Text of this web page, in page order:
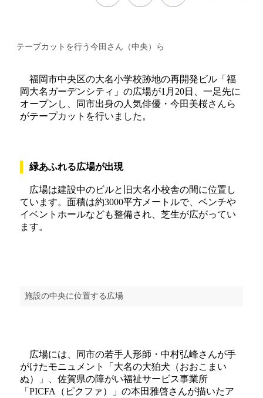
テープカットを行う今田さん（中央）ら
福岡市中央区の大名小学校跡地の再開発ビル「福
岡大名ガーデンシティ」の広場が1月20日、一足先に
オープンし、同市出身の人気俳優・今田美桜さんら
がテープカットを行いました。
緑あふれる広場が出現
広場は建設中のビルと旧大名小校舎の間に位置し
ています。面積は約3000平方メートルで、ベンチや
イベントホールなども整備され、芝生が広がってい
ます。
施設の中央に位置する広場
広場には、同市の若手人形師・中村弘峰さんが手
がけたモニュメント「大名の大狛犬（おおこまい
ぬ）」、佐賀県の障がい福祉サービス事業所
「PICFA（ピクファ）」の本田雅啓さんが描いたア